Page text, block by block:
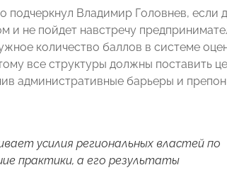
подчеркнул Владимир Головнев, если
и не пойдет навстречу
количество баллов в системе
все структуры должны поставить
административные барьеры и
усилия региональных властей по
практики, а его результаты